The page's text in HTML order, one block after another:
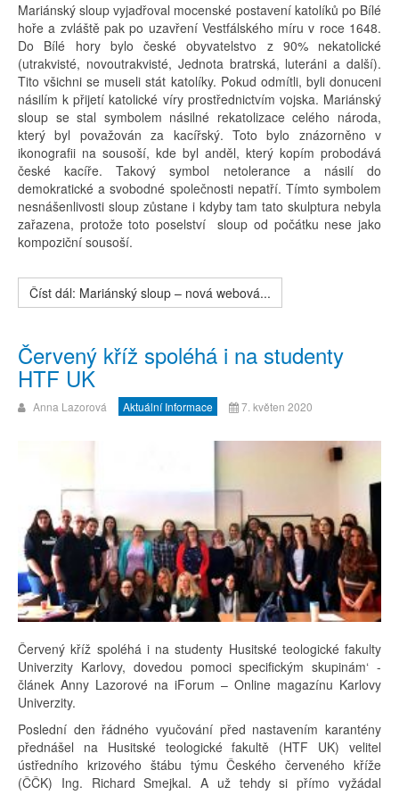
Mariánský sloup vyjadřoval mocenské postavení katolíků po Bílé
hoře a zvláště pak po uzavření Vestfálského míru v roce 1648.
Do Bílé hory bylo české obyvatelstvo z 90% nekatolické
(utrakvisté, novoutrakvisté, Jednota bratrská, luteráni a další).
Tito všichni se museli stát katolíky. Pokud odmítli, byli donuceni
násilím k přijetí katolické víry prostřednictvím vojska. Mariánský
sloup se stal symbolem násilné rekatolizace celého národa,
který byl považován za kacířský. Toto bylo znázorněno v
ikonografii na sousoší, kde byl anděl, který kopím probodává
české kacíře. Takový symbol netolerance a násilí do
demokratické a svobodné společnosti nepatří. Tímto symbolem
nesnášenlivosti sloup zůstane i kdyby tam tato skulptura nebyla
zařazena, protože toto poselství sloup od počátku nese jako
kompoziční sousoší.
Číst dál: Mariánský sloup – nová webová...
Červený kříž spoléhá i na studenty
HTF UK
Anna Lazorová Aktuální Informace 7. květen 2020
Červený kříž spoléhá i na studenty Husitské teologické fakulty
Univerzity Karlovy, dovedou pomoci specifickým skupinám‘ -
článek Anny Lazorové na iForum – Online magazínu Karlovy
Univerzity.
Poslední den řádného vyučování před nastavením karantény
přednášel na Husitské teologické fakultě (HTF UK) velitel
ústředního krizového štábu týmu Českého červeného kříže
(ČČK) Ing. Richard Smejkal. A už tehdy si přímo vyžádal